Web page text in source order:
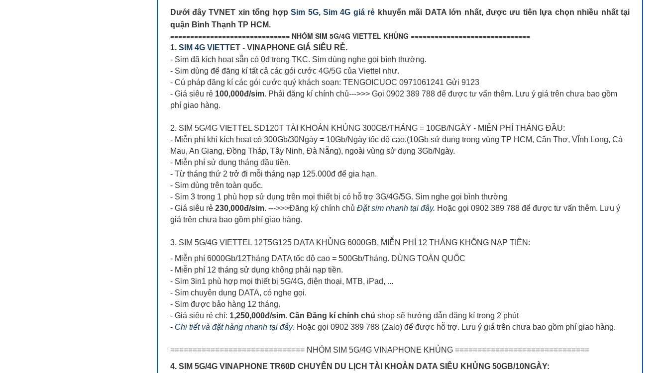
Dưới đây TVNET xin tổng hợpSim 5G, Sim 4G giá rẻ khuyến mãi DATA lớn nhất, được ưu tiên lựa chọn nhiều nhất tại
quận Bình Thạnh TP HCM.
============================== NHÓM SIM 5G/4G VIETTEL KHỦNG ==============================
1. SIM 4G VIETTET - VINAPHONE GIÁ SIÊU RẺ.
- Sim đã kích hoạt sẵn có 0đ trong TKC. Sim dùng nghe gọi bình thường.
- Sim dùng để đăng kí tất cả các gói cước 4G/5G của Viettel như.
- Cú pháp đăng kí các gói cước quý khách soạn: TENGOICUOC 0971061241 Gửi 9123
- Giá siêu rẻ 100,000đ/sim. Phải đăng kí chính chủ--->>> Gọi 0902 389 788 để được tư vấn thêm. Lưu ý giá trên chưa bao gồm
phí giao hàng.
2. SIM 5G/4G VIETTEL SD120T TÀI KHOẢN KHỦNG 300GB/THÁNG = 10GB/NGÀY - MIỄN PHÍ THÁNG ĐẦU:
- Miễn phí khi kích hoạt có 300Gb/30Ngày = 10Gb/Ngày tốc độ cao.(10Gb sử dụng trong vùng TP HCM, Cần Thơ, VĨnh Long, Cà
Mau, An Giang, Đồng Tháp, Tây Ninh, Đà Nẵng), ngoài vùng sử dụng 3Gb/Ngày.
- Miễn phí sử dụng tháng đầu tiền.
- Từ tháng thứ 2 trở đi mỗi tháng nạp 125.000đ để gia hạn.
- Sim dùng trên toàn quốc.
- Sim 3 trong 1 phù hợp sử dụng trên mọi thiết bị có hỗ trợ 3G/4G/5G. Sim nghe gọi bình thường
- Giá siêu rẻ 230,000đ/sim. --->>>Đăng ký chính chủ Đặt sim nhanh tại đây. Hoặc gọi 0902 389 788 để được tư vấn thêm. Lưu ý
giá trên chưa bao gồm phí giao hàng.
3. SIM 5G/4G VIETTEL 12T5G125 DATA KHỦNG 6000GB, MIỄN PHÍ 12 THÁNG KHÔNG NẠP TIỀN:
- Miễn phí 6000Gb/12Tháng DATA tốc độ cao = 500Gb/Tháng. DÙNG TOÀN QUỐC
- Miễn phí 12 tháng sử dụng không phải nạp tiền.
- Sim 3in1 phù hợp mọi thiết bị 5G/4G, điện thoại, MTB, iPad, ...
- Sim chuyên dụng DATA, có nghe gọi.
- Sim được bảo hàng 12 tháng.
- Giá siêu rẻ chỉ: 1,250,000đ/sim. Cần Đăng kí chính chủ shop sẽ hướng dẫn đăng kí trong 2 phút
- Chi tiết và đặt hàng nhanh tại đây. Hoặc gọi 0902 389 788 (Zalo) để được hỗ trợ. Lưu ý giá trên chưa bao gồm phí giao hàng.
============================== NHÓM SIM 5G/4G VINAPHONE KHỦNG ==============================
4. SIM 5G/4G VINAPHONE TR60D CHUYÊN DU LỊCH TÀI KHOẢN DATA SIÊU KHỦNG 50GB/10NGÀY: